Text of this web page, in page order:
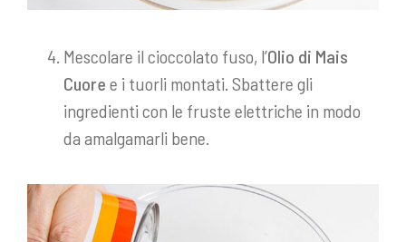
Mescolare il cioccolato fuso, l’Olio di Mais
Cuore e i tuorli montati. Sbattere gli
ingredienti con le fruste elettriche in modo
da amalgamarli bene.